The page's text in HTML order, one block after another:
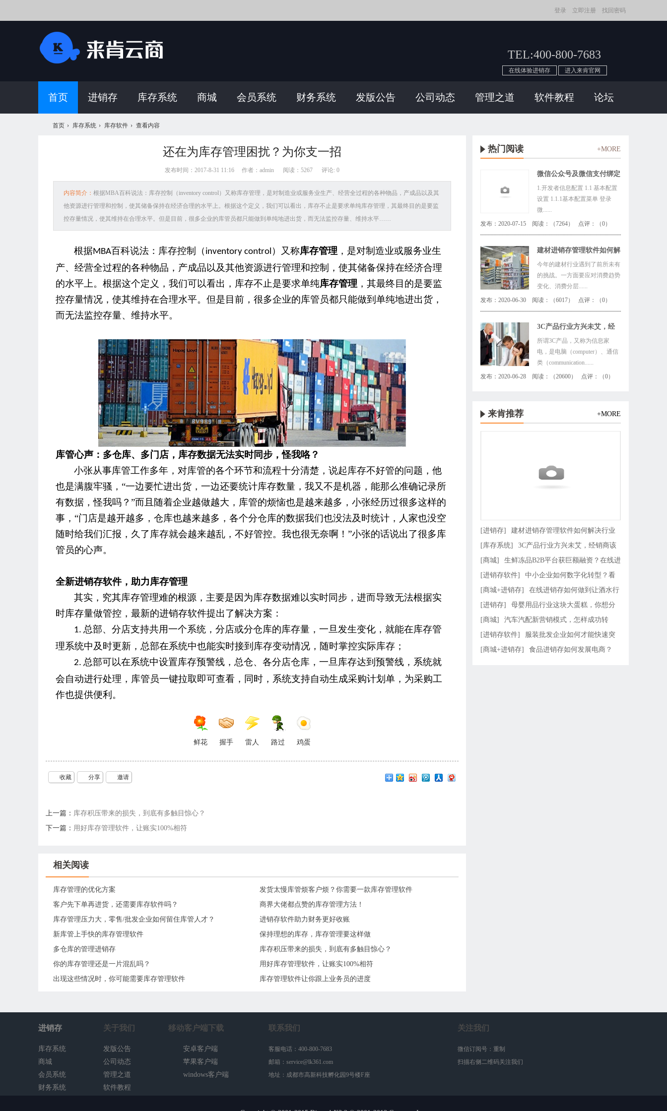
登录 立即注册 找回密码
TEL:400-800-7683
在线体验进销存 进入来肯官网
首页 进销存 库存系统 商城 会员系统 财务系统 发版公告 公司动态 管理之道 软件教程 论坛
首页 › 库存系统 › 库存软件 › 查看内容
还在为库存管理困扰？为你支一招
发布时间：2017-8-31 11:16 作者：admin 阅读： 5267 评论: 0
内容简介： 根据MBA百科说法：库存控制（inventory control）又称库存管理，是对制造业或服务业生产、经营全过程的各种物品，产成品以及其
他资源进行管理和控制，使其储备保持在经济合理的水平上。根据这个定义，我们可以看出，库存不止是要求单纯库存管理，其最终目的是要监
控存量情况，使其维持在合理水平。但是目前，很多企业的库管员都只能做到单纯地进出货，而无法监控存量、维持水平……
根据MBA百科说法：库存控制（ inventory control ）又称库存管理 ，是对制造业或服务业生
产、经营全过程的各种物品，产成品以及其他资源进行管理和控制，使其储备保持在经济合理
的水平上。根据这个定义，我们可以看出，库存不止是要求单纯库存管理 ，其最终目的是要监
控存量情况，使其维持在合理水平。但是目前，很多企业的库管员都只能做到单纯地进出货，
而无法监控存量、维持水平。
库管心声：多仓库、多门店，库存数据无法实时同步，怪我咯？
小张从事库管工作多年，对库管的各个环节和流程十分清楚，说起库存不好管的问题，他
也是满腹牢骚，“一边要忙进出货，一边还要统计库存数量，我又不是机器，能那么准确记录所
有数据，怪我吗？”而且随着企业越做越大，库管的烦恼也是越来越多，小张经历过很多这样的
事，“门店是越开越多，仓库也越来越多，各个分仓库的数据我们也没法及时统计，人家也没空
随时给我们汇报，久了库存就会越来越乱，不好管控。我也很无奈啊！”小张的话说出了很多库
管员的心声。
全新进销存软件，助力库存管理
其实，究其库存管理难的根源，主要是因为库存数据难以实时同步，进而导致无法根据实
时库存量做管控，最新的进销存软件提出了解决方案：
1.总部、分店支持共用一个系统，分店或分仓库的库存量，一旦发生变化，就能在库存管
理系统中及时更新，总部在系统中也能实时接到库存变动情况，随时掌控实际库存；
2.总部可以在系统中设置库存预警线，总仓、各分店仓库，一旦库存达到预警线，系统就
会自动进行处理，库管员一键拉取即可查看，同时，系统支持自动生成采购计划单，为采购工
作也提供便利。
鲜花 握手 雷人 路过 鸡蛋
收藏 分享 邀请
上一篇： 库存积压带来的损失，到底有多触目惊心？
下一篇： 用好库存管理软件，让账实100%相符
相关阅读
库存管理的优化方案
发货太慢库管烦客户烦？你需要一款库存管理软件
客户先下单再进货，还需要库存软件吗？
商界大佬都点赞的库存管理方法！
库存管理压力大，零售/批发企业如何留住库管人才？
进销存软件助力财务更好收账
新库管上手快的库存管理软件
保持理想的库存，库存管理要这样做
多仓库的管理进销存
库存积压带来的损失，到底有多触目惊心？
你的库存管理还是一片混乱吗？
用好库存管理软件，让账实100%相符
出现这些情况时，你可能需要库存管理软件
库存管理软件让你跟上业务员的进度
热门阅读 +MORE
微信公众号及微信支付绑定
1.开发者信息配置 1.1 基本配置
设置 1.1.1基本配置菜单 登录
微......
发布：2020-07-15 阅读：（7264） 点评：（0）
建材进销存管理软件如何解
今年的建材行业遇到了前所未有
的挑战。一方面要应对消费趋势
变化、消费分层......
发布：2020-06-30 阅读：（6017） 点评：（0）
3C产品行业方兴未艾，经
所谓3C产品，又称为信息家
电，是电脑（computer）、通信
类（communication......
发布：2020-06-28 阅读：（20600） 点评：（0）
来肯推荐 +MORE
[进销存] 建材进销存管理软件如何解决行业
四大痛点！
[库存系统] 3C产品行业方兴未艾，经销商该
如何有备无患
[商城] 生鲜冻品B2B平台获巨额融资？在线进
销存帮
[进销存软件] 中小企业如何数字化转型？看
这篇就够了
[商城+进销存] 在线进销存如何做到让酒水行
业销量暴增的？
[进销存] 母婴用品行业这块大蛋糕，你想分
吗？
[商城] 汽车汽配新营销模式，怎样成功转
型？
[进销存软件] 服装批发企业如何才能快速突
破行业瓶颈，成
[商城+进销存] 食品进销存如何发展电商？
进销存
库存系统
商城
会员系统
财务系统
关于我们
发版公告
公司动态
管理之道
软件教程
移动客户端下载
安卓客户端
苹果客户端
windows客户端
联系我们
客服电话：400-800-7683
邮箱：service@lk361.com
地址：成都市高新科技孵化园9号楼F座
关注我们
微信订阅号：重制
扫描右侧二维码关注我们